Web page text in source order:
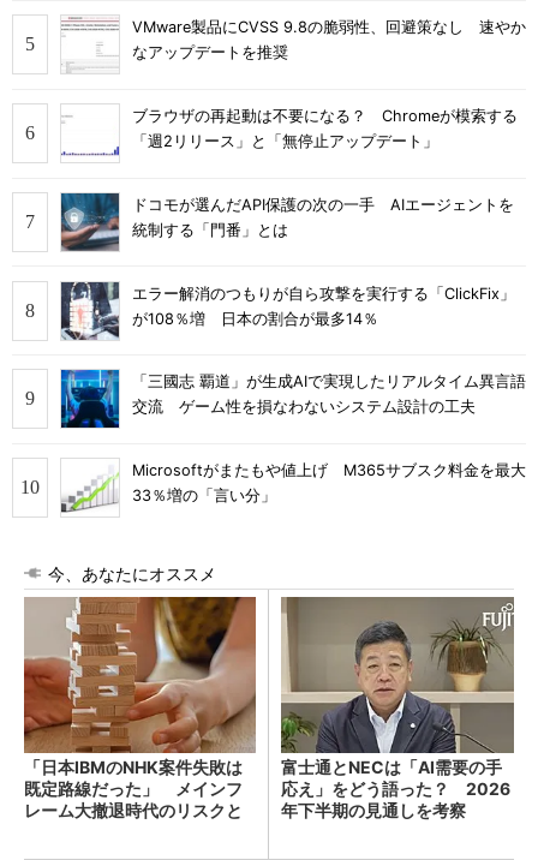
VMware製品にCVSS 9.8の脆弱性、回避策なし 速やか
なアップデートを推奨
ブラウザの再起動は不要になる？ Chromeが模索する
「週2リリース」と「無停止アップデート」
ドコモが選んだAPI保護の次の一手 AIエージェントを
統制する「門番」とは
エラー解消のつもりが自ら攻撃を実行する「ClickFix」
が108％増 日本の割合が最多14％
「三國志 覇道」が生成AIで実現したリアルタイム異言語
交流 ゲーム性を損なわないシステム設計の工夫
Microsoftがまたもや値上げ M365サブスク料金を最大
33％増の「言い分」
今、あなたにオススメ
「日本IBMのNHK案件失敗は
既定路線だった」 メインフ
レーム大撤退時代のリスクと
富士通とNECは「AI需要の手
応え」をどう語った？ 2026
年下半期の見通しを考察